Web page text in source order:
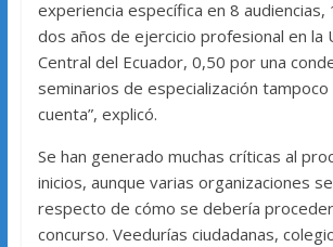
experiencia específica en 8
dos años de ejercicio profesional en la
Central del Ecuador, 0,50 por una
seminarios de especialización
cuenta”, explicó.
Se han generado muchas críticas al
inicios, aunque varias organizaciones
respecto de cómo se debería
concurso. Veedurías ciudadanas,